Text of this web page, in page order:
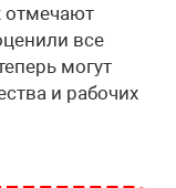
отмечают
все
могут
и рабочих